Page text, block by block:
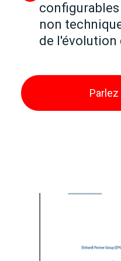
non
de l'évolution